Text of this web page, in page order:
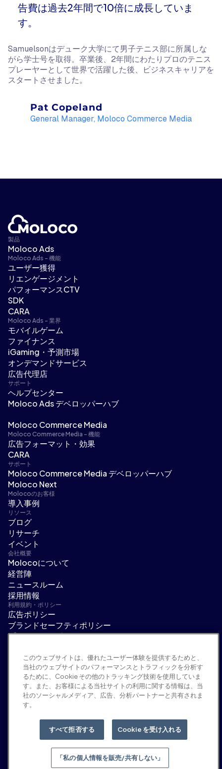
告費は過去2年間で10倍に成長していま
す。
Samuelsonはデューク大学にて男子テニス部に所属しな
がら学士号を取得。卒業後、2年間にわたりプロのテニス
プレーヤーとして世界で活躍した後、ビジネスキャリアを
スタートさせました。
Pat Copeland
General Manager, Moloco Commerce Media
製品
Moloco Ads
Moloco Ads - 機能
ユーザー獲得
リエンゲージメント
パフォーマンスCTV
SDK
CARA
Moloco Ads - 業界
モバイルゲーム
ファイナンス
iGaming・予測市場
オンデマンドサービス
広告代理店
サポート
ヘルプセンター
Moloco Ads デベロッパーハブ
Moloco Commerce Media
Moloco Commerce Media - 機能
広告フォーマット・効果
CARA
サポート
Moloco Commerce Media デベロッパーハブ
Moloco Next
Molocoのお客様
導入事例
リソース
ブログ
リサーチ
イベント
会社概要
Molocoについて
経営陣
ニュースルーム
採用情報
利用規約・ポリシー
広告ポリシー
ブランドセーフティポリシー
プライバシーポリシー
サプライヤーポータル
利用規約
倫理・コンプライアンス
EEO statement & notices
「私の個人情報を販売/共有しない」
ソーシャルメディア
Linkedin
このウェブサイトは、優れたユーザー体験を提供するためと、
当社のウェブサイトのパフォーマンスとトラフィックを分析す
るために、Cookie その他のトラッキング技術を使用していま
す。また、お客様による当社サイトの利用に関する情報は、当
社のソーシャルメディア、広告、分析パートナーと共有されま
す。
すべて拒否する Cookie を受け入れる
「私の個人情報を販売/共有しない」